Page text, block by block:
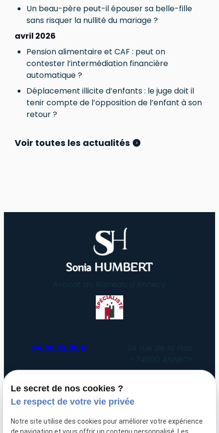
Un beau-père peut-il épouser sa belle-fille
sans risquer la nullité du mariage ?
avril 2026
Pension alimentaire et CAF : peut on
contester l’intermédiation financière
automatique ?
Déplacement illicite d’enfants : le juge doit il
tenir compte de l’opposition de l’enfant à son
retour ?
Voir toutes les actualités
04.50.32.00.11
de 8h30 à 12h30 et de 14h00 à 19h00
Uniquement sur rendez-vous
Le secret de nos cookies ?
Le respect de votre vie privée
Notre site utilise des cookies pour améliorer votre expérience